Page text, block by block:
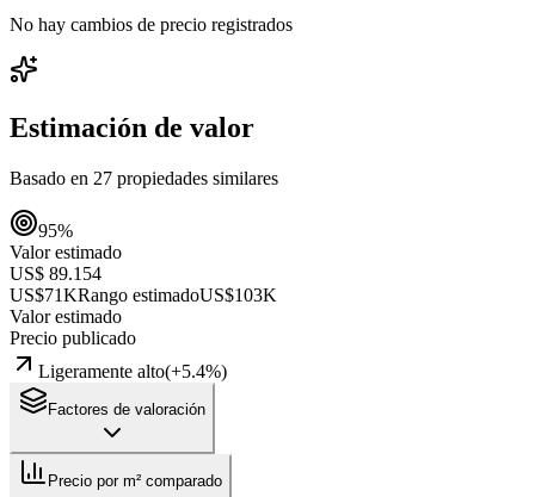
No hay cambios de precio registrados
Estimación de valor
Basado en 27 propiedades similares
95%
Valor estimado
US$ 89.154
US$71KRango estimadoUS$103K
Valor estimado
Precio publicado
Ligeramente alto(+5.4%)
Factores de valoración
Precio por m² comparado